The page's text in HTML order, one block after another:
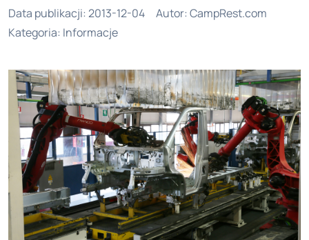
Data publikacji: 2013-12-04 Autor: CampRest.com
Kategoria: Informacje